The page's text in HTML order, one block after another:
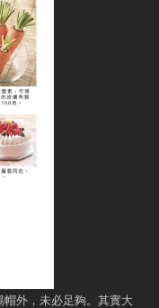
外，未必足夠。其實大